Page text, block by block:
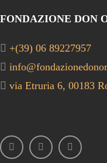
FONDAZIONE DON
+(39) 06 89227957
via Etruria 6, 00183